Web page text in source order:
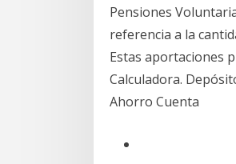
Pensiones
referencia a la
Estas aportaciones
Calculadora.
Ahorro Cuenta